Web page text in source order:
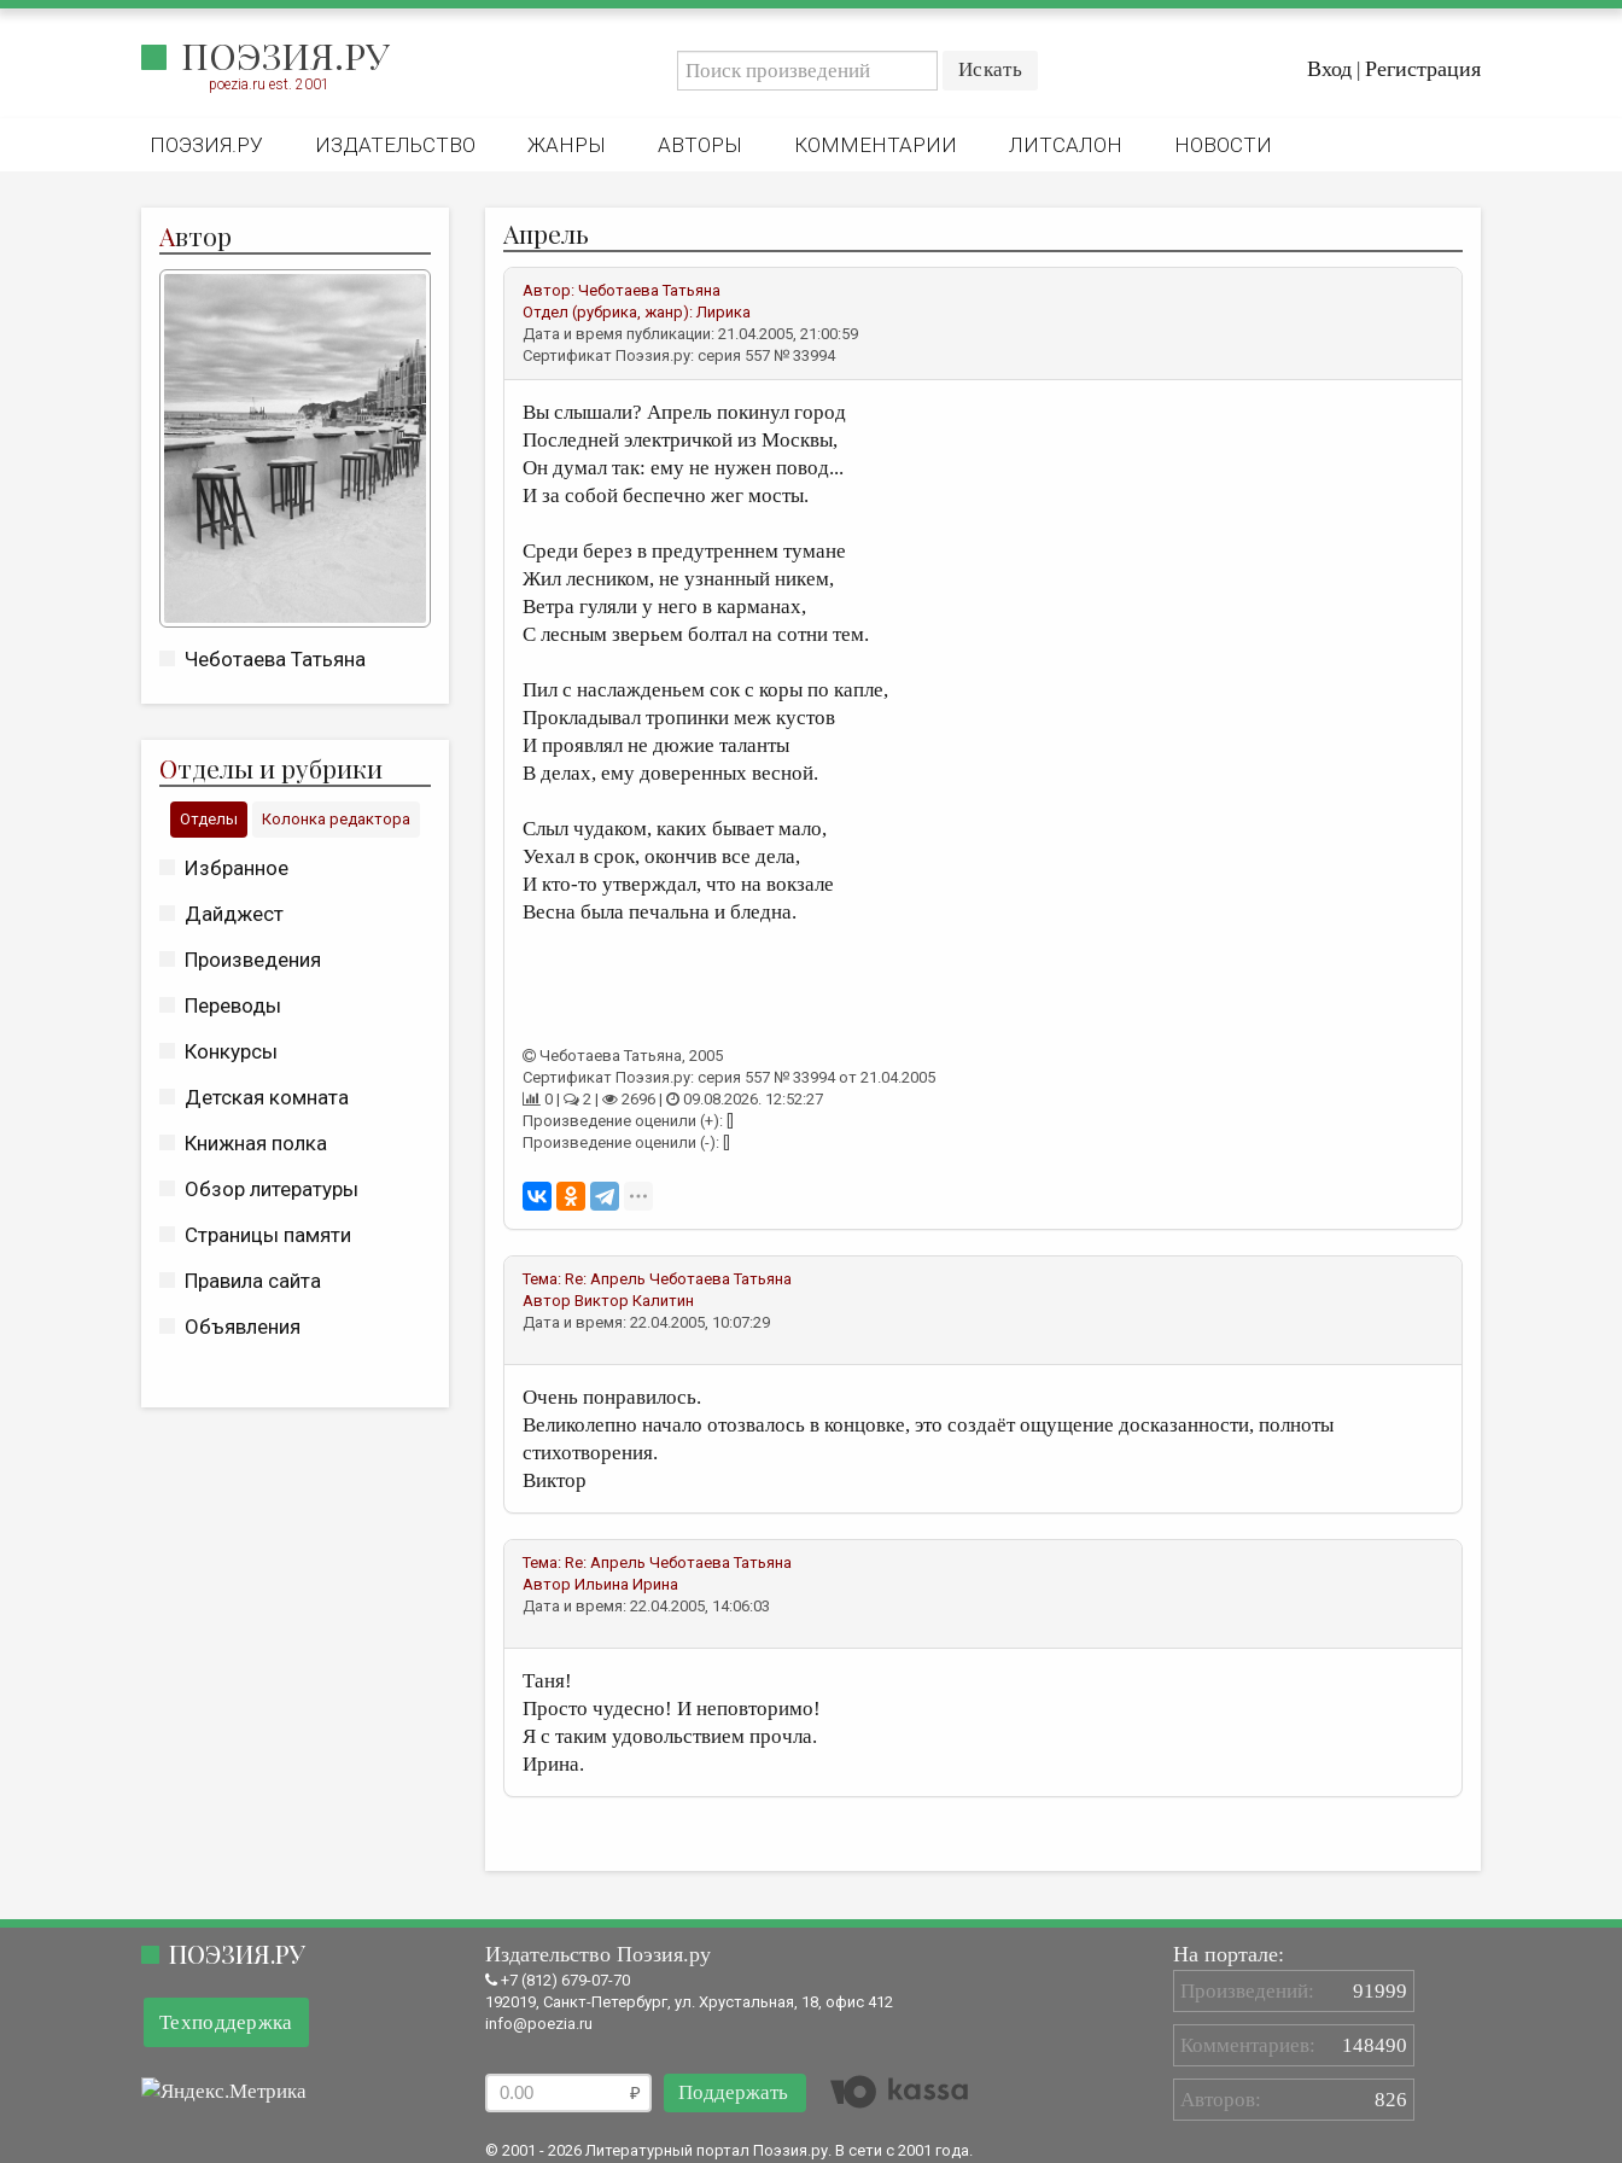
ПОЭЗИЯ.РУ
poezia.ru est. 2001
Вход | Регистрация
ПОЭЗИЯ.РУ ИЗДАТЕЛЬСТВО ЖАНРЫ АВТОРЫ КОММЕНТАРИИ ЛИТСАЛОН НОВОСТИ
Автор
Чеботаева Татьяна
Отделы и рубрики
Отделы Колонка редактора
Избранное
Дайджест
Произведения
Переводы
Конкурсы
Детская комната
Книжная полка
Обзор литературы
Страницы памяти
Правила сайта
Объявления
Апрель
Автор: Чеботаева Татьяна
Отдел (рубрика, жанр):Лирика
Дата и время публикации: 21.04.2005, 21:00:59
Сертификат Поэзия.ру: серия 557 № 33994
Вы слышали? Апрель покинул город
Последней электричкой из Москвы,
Он думал так: ему не нужен повод...
И за собой беспечно жег мосты.
Среди берез в предутреннем тумане
Жил лесником, не узнанный никем,
Ветра гуляли у него в карманах,
С лесным зверьем болтал на сотни тем.
Пил с наслажденьем сок с коры по капле,
Прокладывал тропинки меж кустов
И проявлял не дюжие таланты
В делах, ему доверенных весной.
Слыл чудаком, каких бывает мало,
Уехал в срок, окончив все дела,
И кто-то утверждал, что на вокзале
Весна была печальна и бледна.
Чеботаева Татьяна, 2005
Сертификат Поэзия.ру: серия 557 № 33994 от 21.04.2005
0 |
2 | 2696 |
09.08.2026. 12:52:27
Произведение оценили (+): []
Произведение оценили (-): []
Тема: Re: Апрель Чеботаева Татьяна
Автор Виктор Калитин
Дата и время: 22.04.2005, 10:07:29
Очень понравилось.
Великолепно начало отозвалось в концовке, это создаёт ощущение досказанности, полноты
стихотворения.
Виктор
Тема: Re: Апрель Чеботаева Татьяна
Автор Ильина Ирина
Дата и время: 22.04.2005, 14:06:03
Таня!
Просто чудесно! И неповторимо!
Я с таким удовольствием прочла.
Ирина.
ПОЭЗИЯ.РУ
Техподдержка
Издательство Поэзия.ру
+7 (812) 679-07-70
192019, Санкт-Петербург, ул. Хрустальная, 18, офис 412
info@poezia.ru
Поддержать
© 2001 - 2026 Литературный портал Поэзия.ру. В сети с 2001 года.
На портале:
Произведений: 91999
Комментариев: 148490
Авторов: 826